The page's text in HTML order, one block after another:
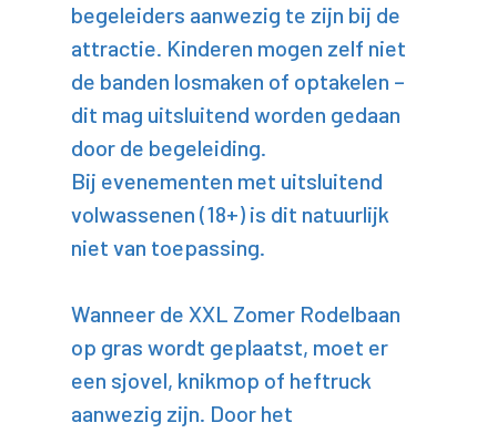
begeleiders aanwezig te zijn bij de
attractie. Kinderen mogen zelf niet
de banden losmaken of optakelen –
dit mag uitsluitend worden gedaan
door de begeleiding.
Bij evenementen met uitsluitend
volwassenen (18+) is dit natuurlijk
niet van toepassing.
Wanneer de XXL Zomer Rodelbaan
op gras wordt geplaatst, moet er
een sjovel, knikmop of heftruck
aanwezig zijn. Door het